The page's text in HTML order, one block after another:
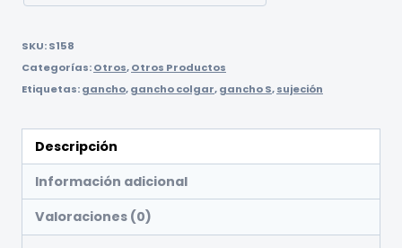
SKU:S158
Categorías:Otros,Otros Productos
Etiquetas:gancho,gancho colgar,gancho S,sujeción
Descripción
Información adicional
Valoraciones (0)